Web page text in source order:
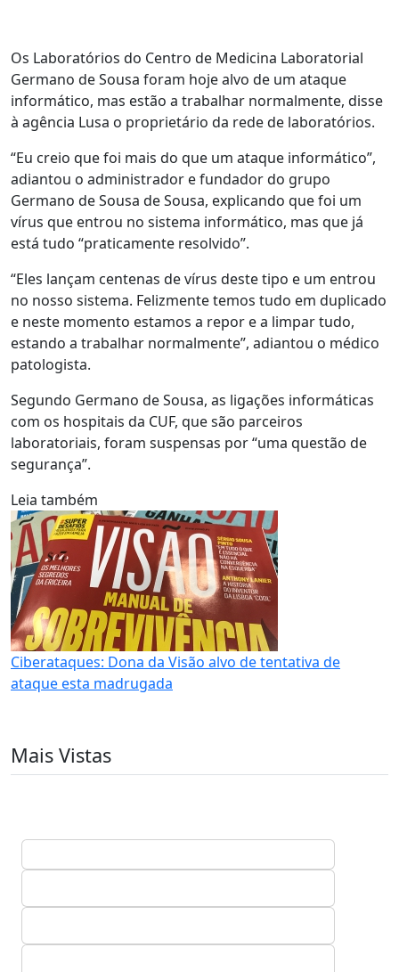
Os Laboratórios do Centro de Medicina Laboratorial
Germano de Sousa foram hoje alvo de um ataque
informático, mas estão a trabalhar normalmente, disse
à agência Lusa o proprietário da rede de laboratórios.
“Eu creio que foi mais do que um ataque informático”,
adiantou o administrador e fundador do grupo
Germano de Sousa de Sousa, explicando que foi um
vírus que entrou no sistema informático, mas que já
está tudo “praticamente resolvido”.
“Eles lançam centenas de vírus deste tipo e um entrou
no nosso sistema. Felizmente temos tudo em duplicado
e neste momento estamos a repor e a limpar tudo,
estando a trabalhar normalmente”, adiantou o médico
patologista.
Segundo Germano de Sousa, as ligações informáticas
com os hospitais da CUF, que são parceiros
laboratoriais, foram suspensas por “uma questão de
segurança”.
Leia também
Ciberataques: Dona da Visão alvo de tentativa de
ataque esta madrugada
Mais Vistas